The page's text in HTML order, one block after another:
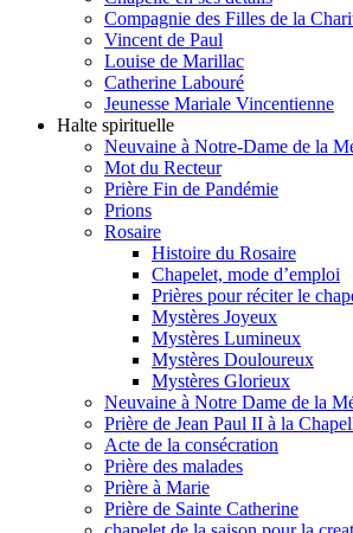
Compagnie des Filles de la
Vincent de Paul
Louise de Marillac
Catherine Labouré
Jeunesse Mariale Vincentienne
Halte spirituelle
Neuvaine à Notre-Dame de la
Mot du Recteur
Prière Fin de Pandémie
Prions
Rosaire
Histoire du Rosaire
Chapelet, mode d’emploi
Prières pour réciter le
Mystères Joyeux
Mystères Lumineux
Mystères Douloureux
Mystères Glorieux
Neuvaine à Notre Dame de la
Prière de Jean Paul II à la
Acte de la consécration
Prière des malades
Prière à Marie
Prière de Sainte Catherine